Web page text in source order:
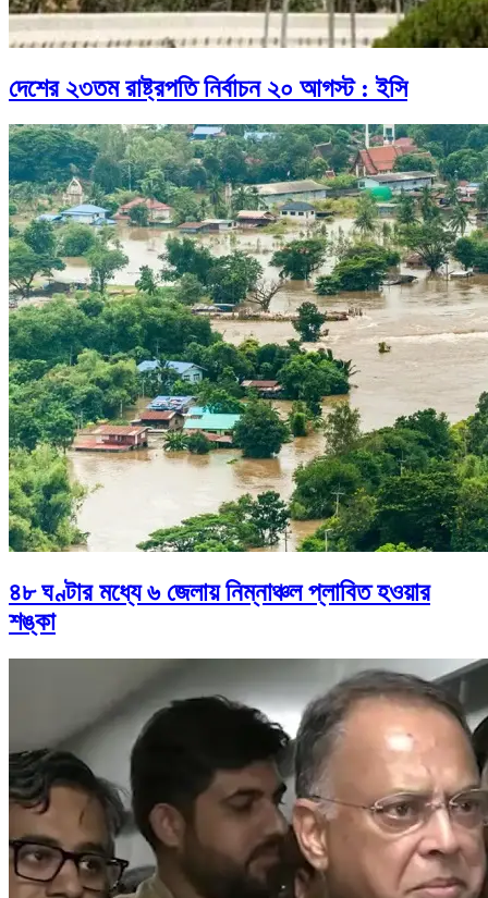
দেশের ২৩তম রাষ্ট্রপতি নির্বাচন ২০ আগস্ট : ইসি
৪৮ ঘণ্টার মধ্যে ৬ জেলায় নিম্নাঞ্চল প্লাবিত হওয়ার
শঙ্কা